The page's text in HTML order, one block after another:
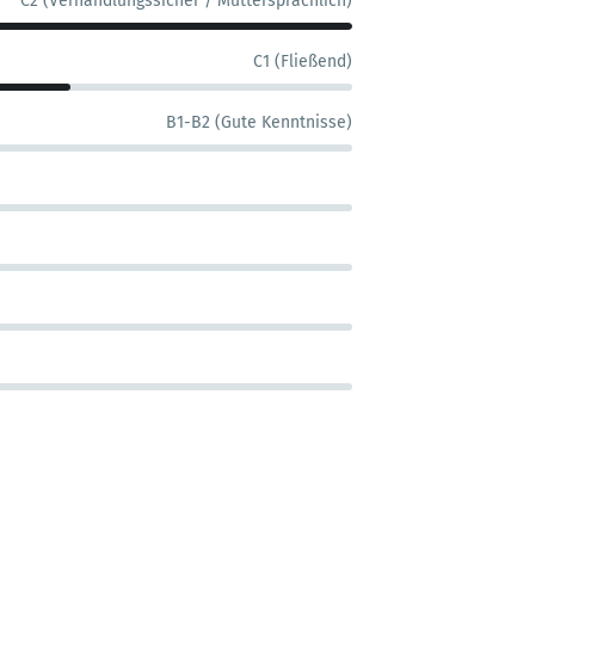
C1 (Fließend)
B1-B2 (Gute Kenntnisse)